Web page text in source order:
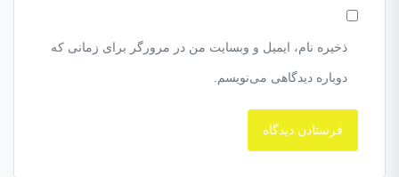
ذخیره نام، ایمیل و وبسایت من در مرورگر برای زمانی که
دوباره دیدگاهی می‌نویسم.